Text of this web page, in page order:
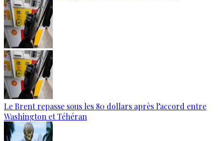
Le Brent repasse sous les 80 dollars après l’accord entre
Washington et Téhéran